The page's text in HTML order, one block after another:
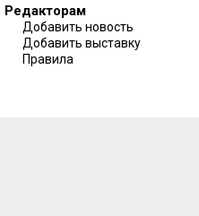
Редакторам
Добавить новость
Добавить выставку
Правила